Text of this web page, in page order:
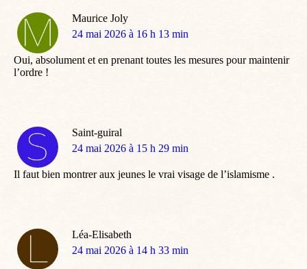
Maurice Joly
dit
24 mai 2026 à 16 h 13 min
Oui, absolument et en prenant toutes les mesures pour maintenir
l’ordre !
Saint-guiral
dit
24 mai 2026 à 15 h 29 min
Il faut bien montrer aux jeunes le vrai visage de l’islamisme .
Léa-Elisabeth
dit
24 mai 2026 à 14 h 33 min